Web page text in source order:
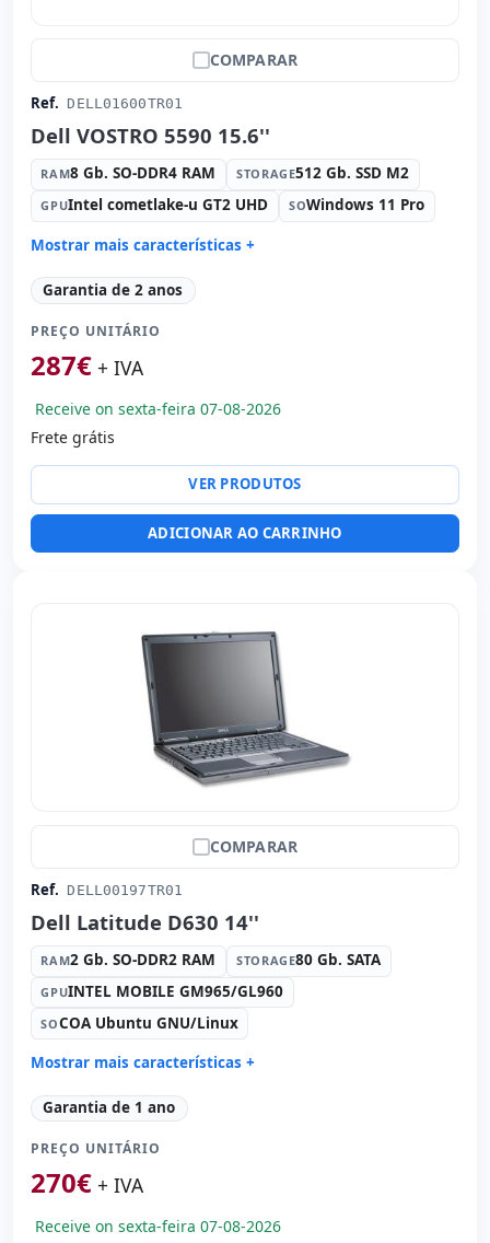
COMPARAR
Ref. DELL01600TR01
Dell VOSTRO 5590 15.6''
RAM8 Gb. SO-DDR4 RAM STORAGE512 Gb. SSD M2
GPUIntel cometlake-u GT2 UHD SOWindows 11 Pro
Mostrar mais características +
Connectivity: RJ-45 · WIFI · Bluetooth
Processador: Intel Core i5 10210U 1.6 GHz.
Som: Realtek ALC3204
Portos: USB 2.0 · USB-C · 2x USB 3.1
Portas de vídeo: HDMI
Multimídia:
Específico laptop: Layout do teclado Inglês · Teclado
Dimensões: 35x23x1.7 cm.
1.82 Kg.
Garantia de 2 anos
PREÇO UNITÁRIO
287€ + IVA
Receive on sexta-feira 07-08-2026
Frete grátis
VER PRODUTOS
ADICIONAR AO CARRINHO
COMPARAR
Ref. DELL00197TR01
Dell Latitude D630 14''
RAM2 Gb. SO-DDR2 RAM STORAGE80 Gb. SATA
GPUINTEL MOBILE GM965/GL960
SOCOA Ubuntu GNU/Linux
Mostrar mais características +
Connectivity: Ethernet 10/100/1000
Connectivity: RJ-45 · WIFI · Modem
Processador: Intel Core 2 Duo T7100 1.8 GHz.
Drive óptico:
Portos: Série · 4x USB 2.0 · Firewire
Garantia de 1 ano
PREÇO UNITÁRIO
270€ + IVA
Receive on sexta-feira 07-08-2026